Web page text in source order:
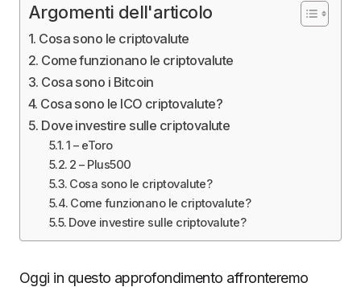
Argomenti dell'articolo
Cosa sono le criptovalute
Come funzionano le criptovalute
Cosa sono i Bitcoin
Cosa sono le ICO criptovalute?
Dove investire sulle criptovalute
1 – eToro
2 – Plus500
Cosa sono le criptovalute?
Come funzionano le criptovalute?
Dove investire sulle criptovalute?
Oggi in questo approfondimento affronteremo